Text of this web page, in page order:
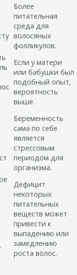
Более
питательная
среда для
волосяных
фолликулов.
Если у матери
или бабушки был
подобный опыт,
вероятность
выше.
Беременность
сама по себе
является
стрессовым
периодом для
организма.
Дефицит
некоторых
питательных
веществ может
привести к
выпадению или
замедлению
роста волос.